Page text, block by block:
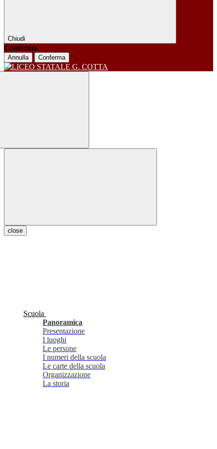
Chiudi
Conferma
Annulla Conferma
close
Scuola
Panoramica
Presentazione
I luoghi
Le persone
I numeri della scuola
Le carte della scuola
Organizzazione
La storia